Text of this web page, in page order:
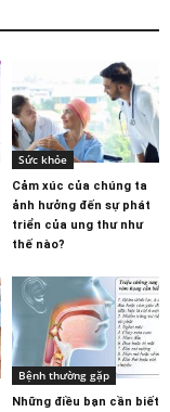
Sức khỏe
Cảm xúc của chúng ta
ảnh hưởng đến sự phát
triển của ung thư như
thế nào?
Bệnh thường gặp
Những điều bạn cần biết